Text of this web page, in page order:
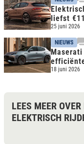
liefst
25 juni 2026
NIEUWS
18 juni 2026
LEES MEER
ELEKTRISCH